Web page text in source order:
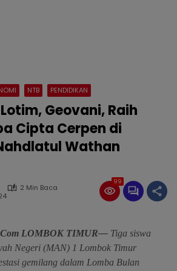
NTB PENDIDIKAN
Geovani, Raih
Cipta Cerpen di
Wathan
2 Min Baca
99
LOMBOK TIMUR— Tiga siswa
Negeri (MAN) 1 Lombok Timur
gemilang dalam Lomba Bulan